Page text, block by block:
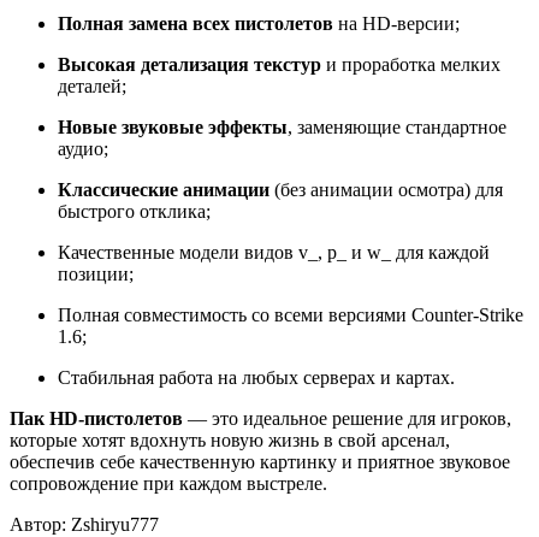
Полная замена всех пистолетов на HD-версии;
Высокая детализация текстур и проработка мелких
деталей;
Новые звуковые эффекты, заменяющие стандартное
аудио;
Классические анимации (без анимации осмотра) для
быстрого отклика;
Качественные модели видов v_, p_ и w_ для каждой
позиции;
Полная совместимость со всеми версиями Counter-Strike
1.6;
Стабильная работа на любых серверах и картах.
Пак HD-пистолетов — это идеальное решение для игроков,
которые хотят вдохнуть новую жизнь в свой арсенал,
обеспечив себе качественную картинку и приятное звуковое
сопровождение при каждом выстреле.
Автор: Zshiryu777